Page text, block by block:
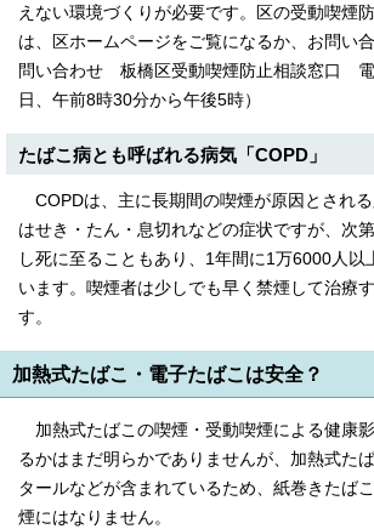
えない環境づくりが必要です。区の受動喫煙
は、区ホームページをご覧になるか、お問い
問い合わせ 板橋区受動喫煙防止相談窓口
日、午前8時30分から午後5時）
たばこ病とも呼ばれる病気「COPD」
COPDは、主に長期間の喫煙が原因とされ
はせき・たん・息切れなどの症状ですが、次
し死に至ることもあり、1年間に1万6000人以
います。喫煙者は少しでも早く禁煙して治療
す。
加熱式たばこ・電子たばこは安全？
加熱式たばこの喫煙・受動喫煙による健康
るかはまだ明らかでありませんが、加熱式た
タールなどが含まれているため、紙巻きたば
煙にはなりません。